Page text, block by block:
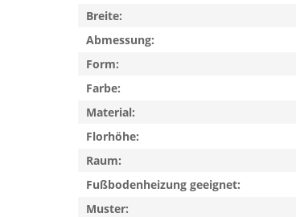
Breite:
Abmessung:
Form:
Farbe:
Material:
Florhöhe:
Raum:
Fußbodenheizung geeignet:
Muster: